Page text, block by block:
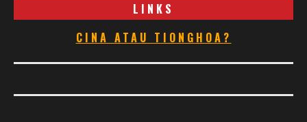
LINKS
CINA ATAU TIONGHOA?